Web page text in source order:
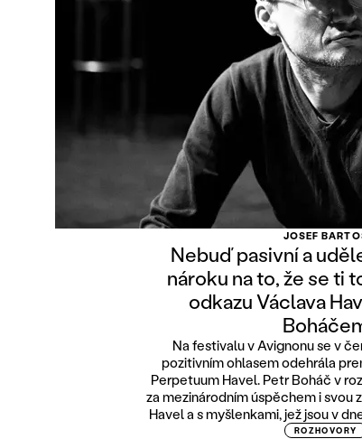
JOSEF
Nebuď pasivní a
nároku na to, že se ti
odkazu Václava
Na festivalu v Avignonu se v
pozitivním ohlasem odehrála
Perpetuum Havel. Petr Boháč v
za mezinárodním úspěchem i svou
Havel a s myšlenkami, jež jsou v
ROZHOVORY